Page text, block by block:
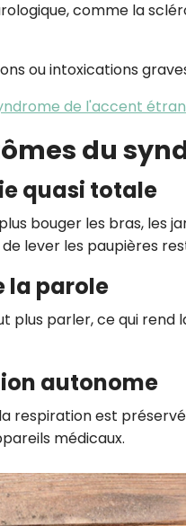
comme la
ou intoxications
de l'accent
du
quasi totale
bouger les bras, les
lever les paupières
la parole
plus parler, ce qui
autonome
respiration est
médicaux.